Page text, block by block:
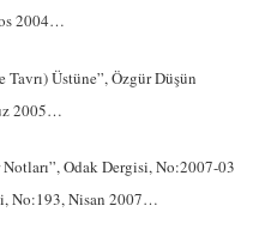
2004…
Üstüne”, Özgür Düşün
2005…
Odak Dergisi, No:2007-03
No:193, Nisan 2007…